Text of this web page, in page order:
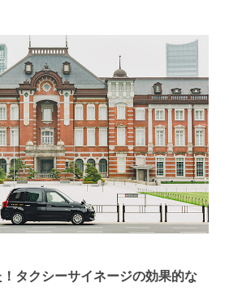
タクシーサイネージの効果的な